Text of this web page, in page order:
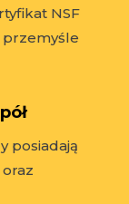
NSF
przemyśle
posiadają